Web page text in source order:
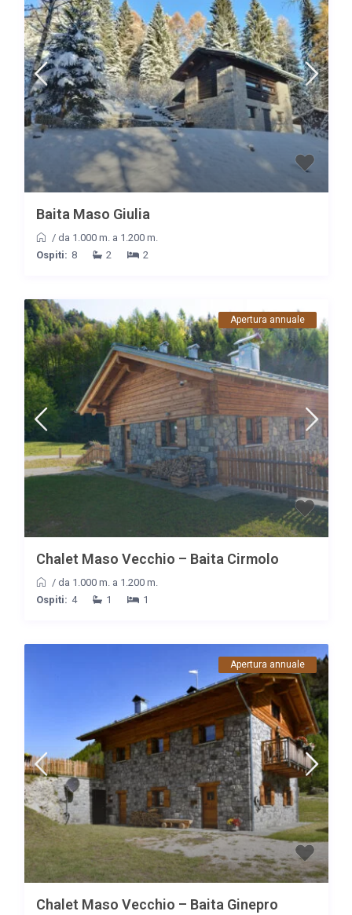
Baita Maso Giulia
/ da 1.000 m. a 1.200 m.
Ospiti: 8 2 2
Apertura annuale
Chalet Maso Vecchio – Baita Cirmolo
/ da 1.000 m. a 1.200 m.
Ospiti: 4 1 1
Apertura annuale
Chalet Maso Vecchio – Baita Ginepro